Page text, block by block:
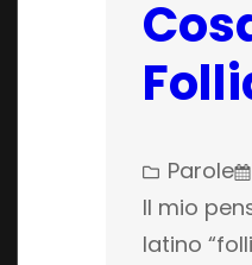
Parole
Il mio
latino